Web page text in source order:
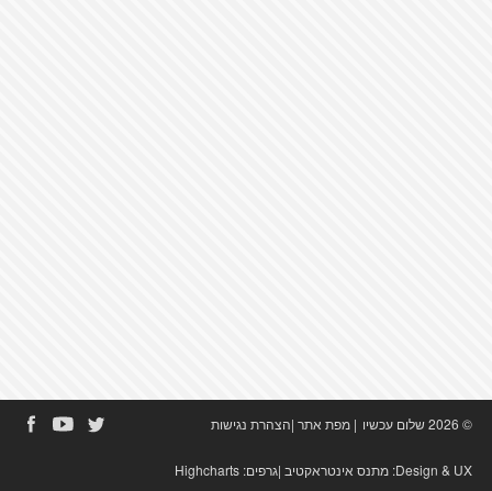
© 2026 שלום עכשיו | מפת אתר|הצהרת נגישות
Design & UX: מתנס אינטראקטיב|גרפים: Highcharts